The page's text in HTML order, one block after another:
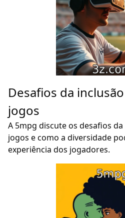
Desafios da
jogos
A 5mpg discute os desafios
jogos e como a diversidade
experiência dos jogadores.